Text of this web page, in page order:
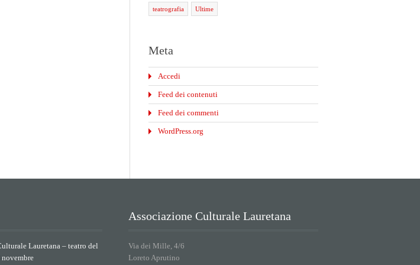
teatrografia Ultime
Meta
Accedi
Feed dei contenuti
Feed dei commenti
WordPress.org
Lauretana – teatro del
novembre
Associazione Culturale Lauretana
Via dei Mille, 4/6
Loreto Aprutino